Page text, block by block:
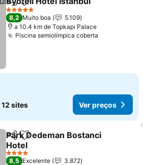
PartilharAdicionar aos favoritos
5 Estrelas
8,2 Muito boa
5.109
a 10.4 km de Topkapı Palace
Piscina semiolímpica coberta
12 sites Ver preços
PartilharAdicionar aos favoritos
Park Dedeman Bostanci
Hotel
4 Estrelas
8,5 Excelente
3.872